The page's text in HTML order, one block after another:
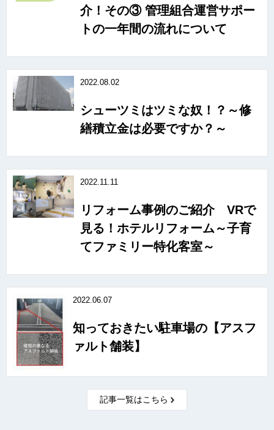
介！その③ 管理組合運営サポー
トの一年間の流れについて
2022.08.02
シューツミはツミな奴！？～修
繕積立金は必要ですか？～
2022.11.11
リフォーム事例のご紹介 VRで
見る！ホテルリフォーム～子育
てファミリー特化客室～
2022.06.07
知っておきたい駐車場の【アスフ
ァルト舗装】
記事一覧はこちら